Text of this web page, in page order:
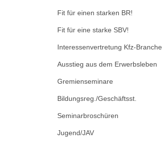
Fit für einen starken BR!
Fit für eine starke SBV!
Interessenvertretung Kfz-Branche
Ausstieg aus dem Erwerbsleben
Gremienseminare
Bildungsreg./Geschäftsst.
Seminarbroschüren
Jugend/JAV